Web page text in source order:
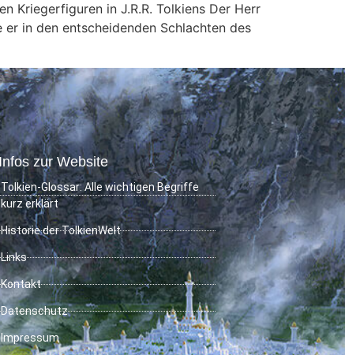
Kriegerfiguren in J.R.R. Tolkiens Der Herr
in den entscheidenden Schlachten des
Infos zur Website
Tolkien-Glossar: Alle wichtigen Begriffe
kurz erklärt
Historie der TolkienWelt
Links
Kontakt
Datenschutz
Impressum